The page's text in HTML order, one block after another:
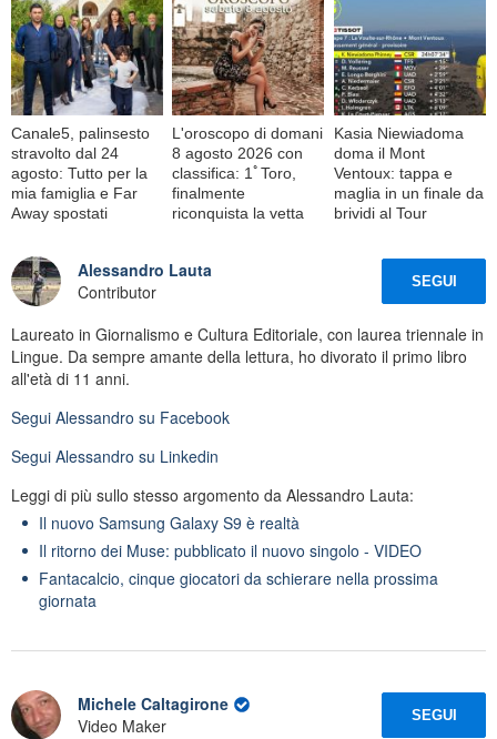
Canale5, palinsesto
stravolto dal 24
agosto: Tutto per la
mia famiglia e Far
Away spostati
L'oroscopo di domani
8 agosto 2026 con
classifica: 1ﾟToro,
finalmente
riconquista la vetta
Kasia Niewiadoma
doma il Mont
Ventoux: tappa e
maglia in un finale da
brividi al Tour
Alessandro Lauta
Contributor
SEGUI
Laureato in Giornalismo e Cultura Editoriale, con laurea triennale in
Lingue. Da sempre amante della lettura, ho divorato il primo libro
all'età di 11 anni.
Segui Alessandro su Facebook
Segui Alessandro su Linkedin
Leggi di più sullo stesso argomento da Alessandro Lauta:
Il nuovo Samsung Galaxy S9 è realtà
Il ritorno dei Muse: pubblicato il nuovo singolo - VIDEO
Fantacalcio, cinque giocatori da schierare nella prossima
giornata
Michele Caltagirone
Video Maker
SEGUI